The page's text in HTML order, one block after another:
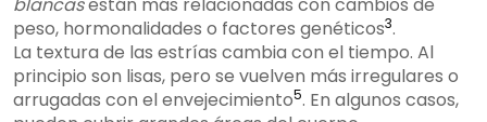
blancasestán más relacionadas con cambios de
peso, hormonalidades o factores genéticos3.
La textura de las estrías cambia con el tiempo. Al
principio son lisas, pero se vuelven más irregulares o
arrugadas con el envejecimiento5. En algunos casos,